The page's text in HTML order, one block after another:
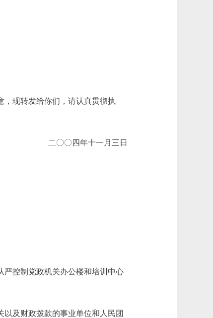
现转发给你们，请认真贯彻执
二〇〇四年十一月三日
控制党政机关办公楼和培训中心
及财政拨款的事业单位和人民团